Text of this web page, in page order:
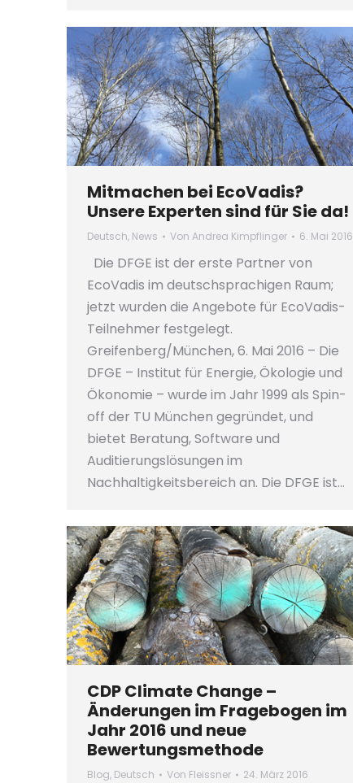
Mitmachen bei EcoVadis?
Unsere Experten sind für Sie da!
Deutsch, News Von Andrea Kimpflinger 6. Mai 2016
Die DFGE ist der erste Partner von
EcoVadis im deutschsprachigen Raum;
jetzt wurden die Angebote für EcoVadis-
Teilnehmer festgelegt.
Greifenberg/München, 6. Mai 2016 – Die
DFGE – Institut für Energie, Ökologie und
Ökonomie – wurde im Jahr 1999 als Spin-
off der TU München gegründet, und
bietet Beratung, Software und
Auditierungslösungen im
Nachhaltigkeitsbereich an. Die DFGE ist…
CDP Climate Change –
Änderungen im Fragebogen im
Jahr 2016 und neue
Bewertungsmethode
Blog, Deutsch Von Fleissner 24. März 2016